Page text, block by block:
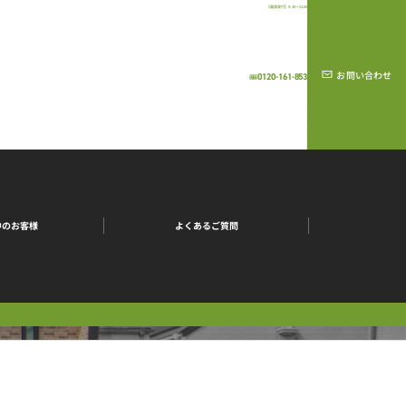
【電話受付】9:30～21:00
0120-161-853 お問い合わせ
お客様 よくあるご質問